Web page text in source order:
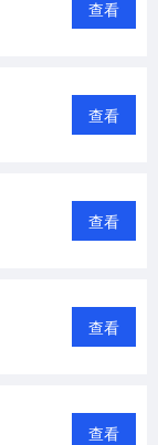
查看
查看
查看
查看
查看